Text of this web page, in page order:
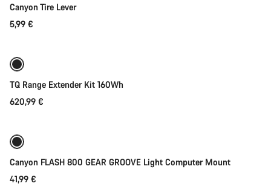
Canyon Tire Lever
5,99 €
TQ Range Extender Kit 160Wh
620,99 €
Canyon FLASH 800 GEAR GROOVE Light Computer Mount
41,99 €